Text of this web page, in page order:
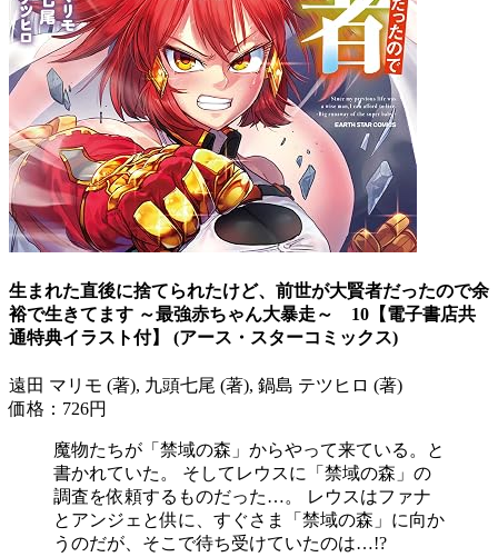
生まれた直後に捨てられたけど、前世が大賢者だったので余
裕で生きてます ～最強赤ちゃん大暴走～ 10【電子書店共
通特典イラスト付】 (アース・スターコミックス)
遠田 マリモ (著), 九頭七尾 (著), 鍋島 テツヒロ (著)
価格：726円
魔物たちが「禁域の森」からやって来ている。と
書かれていた。 そしてレウスに「禁域の森」の
調査を依頼するものだった…。 レウスはファナ
とアンジェと供に、すぐさま「禁域の森」に向か
うのだが、そこで待ち受けていたのは…!?